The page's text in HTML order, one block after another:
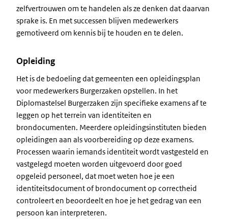
zelfvertrouwen om te handelen als ze denken dat daarvan
sprake is. En met successen blijven medewerkers
gemotiveerd om kennis bij te houden en te delen.
Opleiding
Het is de bedoeling dat gemeenten een opleidingsplan
voor medewerkers Burgerzaken opstellen. In het
Diplomastelsel Burgerzaken zijn specifieke examens af te
leggen op het terrein van identiteiten en
brondocumenten. Meerdere opleidingsinstituten bieden
opleidingen aan als voorbereiding op deze examens.
Processen waarin iemands identiteit wordt vastgesteld en
vastgelegd moeten worden uitgevoerd door goed
opgeleid personeel, dat moet weten hoe je een
identiteitsdocument of brondocument op correctheid
controleert en beoordeelt en hoe je het gedrag van een
persoon kan interpreteren.